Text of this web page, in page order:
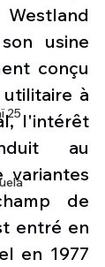
25
usine
conçu
à
l'intérêt
au
variantes
de
entré en
en 1977